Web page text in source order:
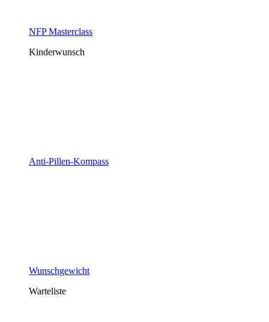
NFP Masterclass
Kinderwunsch
Anti-Pillen-Kompass
Wunschgewicht
Warteliste